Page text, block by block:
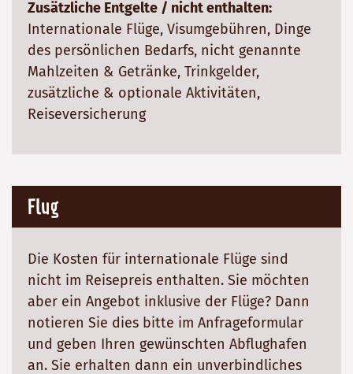
Zusätzliche Entgelte / nicht enthalten:
Internationale Flüge, Visumgebühren, Dinge
des persönlichen Bedarfs, nicht genannte
Mahlzeiten & Getränke, Trinkgelder,
zusätzliche & optionale Aktivitäten,
Reiseversicherung
Flug
Die Kosten für internationale Flüge sind
nicht im Reisepreis enthalten. Sie möchten
aber ein Angebot inklusive der Flüge? Dann
notieren Sie dies bitte im Anfrageformular
und geben Ihren gewünschten Abflughafen
an. Sie erhalten dann ein unverbindliches